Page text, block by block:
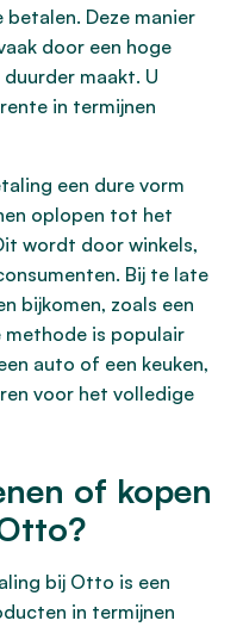
Deze manier
door een hoge
maakt. U
in termijnen
een dure vorm
oplopen tot het
wordt door winkels,
Bij te late
bijkomen, zoals een
is populair
auto of een keuken,
voor het volledige
of kopen
bij Otto is een
in termijnen